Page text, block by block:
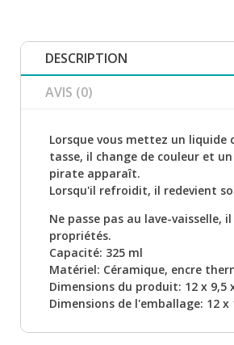
DESCRIPTION
AVIS (0)
Lorsque vous mettez un liquide
tasse, il change de couleur et
pirate apparaît.
Lorsqu'il refroidit, il redevient
Ne passe pas au lave-vaisselle,
propriétés.
Capacité: 325 ml
Matériel: Céramique, encre
Dimensions du produit: 12 x 9,5
Dimensions de l'emballage: 12 x